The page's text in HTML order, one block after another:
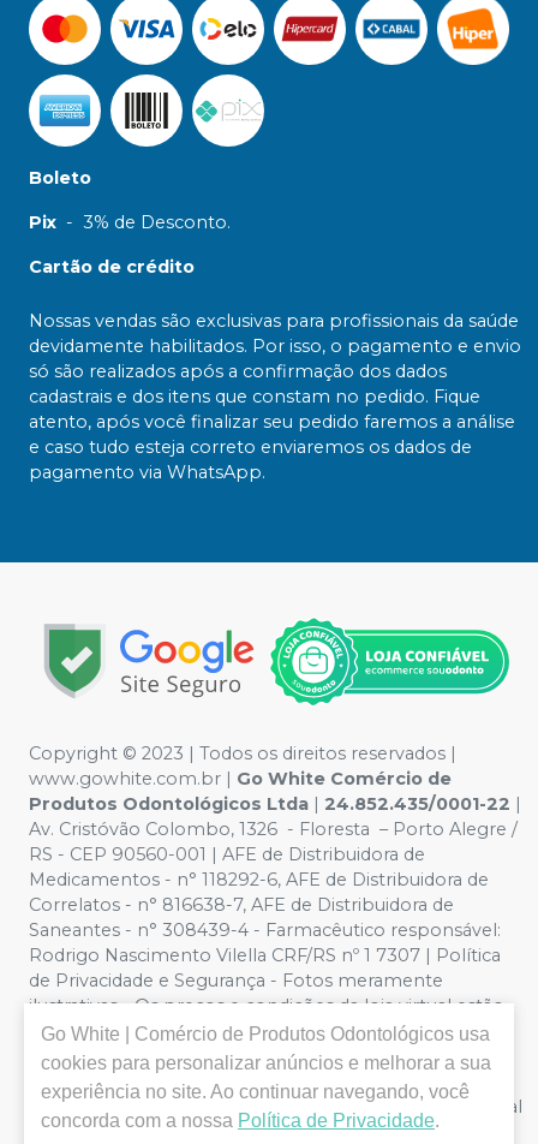
Boleto
Pix - 3% de Desconto.
Cartão de crédito
Nossas vendas são exclusivas para profissionais da saúde
devidamente habilitados. Por isso, o pagamento e envio
só são realizados após a confirmação dos dados
cadastrais e dos itens que constam no pedido. Fique
atento, após você finalizar seu pedido faremos a análise
e caso tudo esteja correto enviaremos os dados de
pagamento via WhatsApp.
Copyright ©️ 2023 | Todos os direitos reservados |
www.gowhite.com.br | Go White Comércio de
Produtos Odontológicos Ltda | 24.852.435/0001-22 |
Av. Cristóvão Colombo, 1326 - Floresta – Porto Alegre /
RS - CEP 90560-001 | AFE de Distribuidora de
Medicamentos - n° 118292-6, AFE de Distribuidora de
Correlatos - n° 816638-7, AFE de Distribuidora de
Saneantes - n° 308439-4 - Farmacêutico responsável:
Rodrigo Nascimento Vilella CRF/RS nº 1 7307 | Política
de Privacidade e Segurança - Fotos meramente
ilustrativas - Os preços e condições da loja virtual estão
sujeitos a alterações. Em caso de divergência de preços
no site, o valor válido é o do Carrinho de Compra. Não
vendemos por atacado, logo nos reservamos o direito
de não atender compras de grandes volumes pelo canal
e-commerce.
Go White | Comércio de Produtos Odontológicos usa
cookies para personalizar anúncios e melhorar a sua
experiência no site. Ao continuar navegando, você
concorda com a nossa Política de Privacidade.